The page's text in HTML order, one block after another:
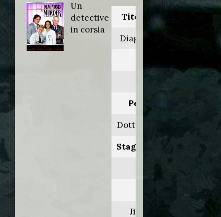
Un
detective
in corsia
Titolo originale:
Diagnosis murder
Personaggio:
Dott. Herb Downey
Stagione.Episodio:
Jim Johnston